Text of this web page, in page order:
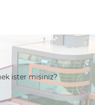
ister misiniz?